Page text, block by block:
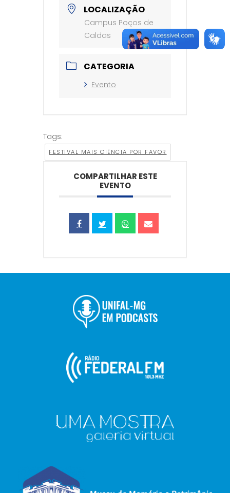
LOCALIZAÇÃO
Campus Poços de
Caldas
CATEGORIA
Evento
Tags:
FESTIVAL MAIS CIÊNCIA POR FAVOR
COMPARTILHAR ESTE
EVENTO